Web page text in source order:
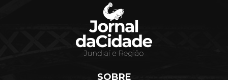
SOBRE